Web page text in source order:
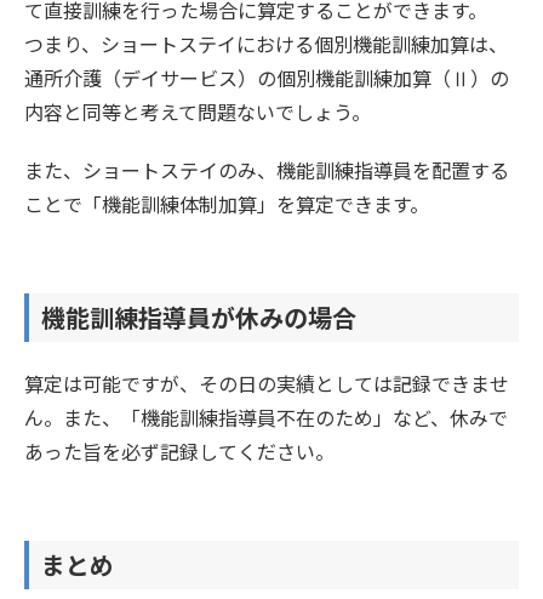
て直接訓練を行った場合に算定することができます。
つまり、ショートステイにおける個別機能訓練加算は、
通所介護（デイサービス）の個別機能訓練加算（Ⅱ）の
内容と同等と考えて問題ないでしょう。
また、ショートステイのみ、機能訓練指導員を配置する
ことで「機能訓練体制加算」を算定できます。
機能訓練指導員が休みの場合
算定は可能ですが、その日の実績としては記録できませ
ん。また、「機能訓練指導員不在のため」など、休みで
あった旨を必ず記録してください。
まとめ